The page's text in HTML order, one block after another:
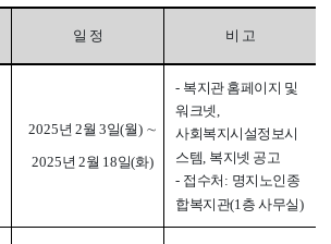
일 정 비 고
2025년 2월 3일(월) ∼
2025년 2월 18일(화)
- 복지관 홈페이지 및
워크넷,
사회복지시설정보시
스템, 복지넷 공고
- 접수처 : 명지노인종
합복지관(1층 사무실)